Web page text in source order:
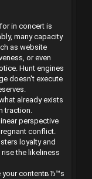
in concert is
many capacity
as website
or even
Hunt engines
doesn't execute
already exists
traction.
perspective
conflict.
loyalty and
the likeliness
your contentвЂ™s